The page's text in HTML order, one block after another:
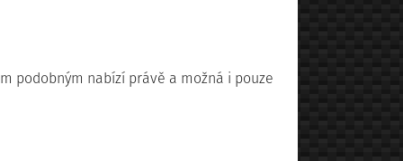
podobným nabízí právě a možná i pouze